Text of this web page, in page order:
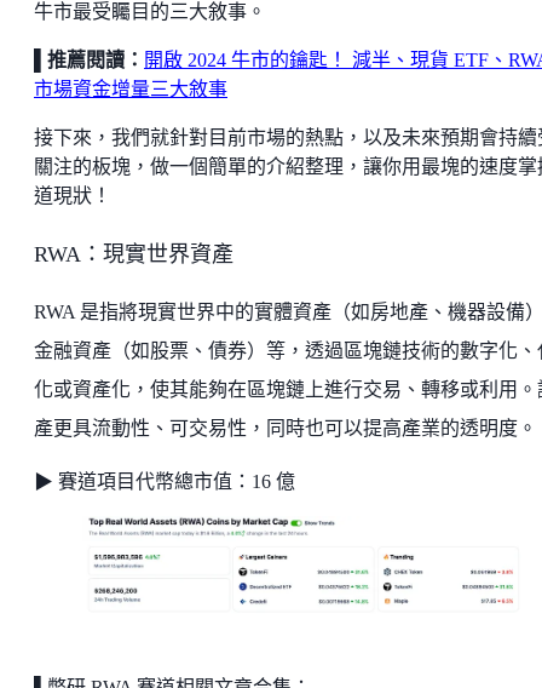
牛市最受矚目的三大敘事。
▌推薦閱讀： 開啟 2024 牛市的鑰匙！ 減半、現貨 ETF、
市場資金增量三大敘事
接下來，我們就針對目前市場的熱點，以及未來預期會持續
關注的板塊，做一個簡單的介紹整理，讓你用最塊的速度掌
道現狀！
RWA：現實世界資產
RWA 是指將現實世界中的實體資產（如房地產、機器設備
金融資產（如股票、債券）等，透過區塊鏈技術的數字化、
化或資產化，使其能夠在區塊鏈上進行交易、轉移或利用。
產更具流動性、可交易性，同時也可以提高產業的透明度。
▶ 賽道項目代幣總市值：16 億